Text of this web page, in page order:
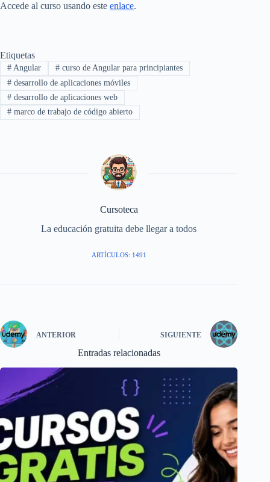
Accede al curso usando este enlace.
Etiquetas
#Angular #curso de Angular para principiantes
#desarrollo de aplicaciones móviles
#desarrollo de aplicaciones web
#marco de trabajo de código abierto
Cursoteca
La educación gratuita debe llegar a todos
ARTÍCULOS: 1491
ANTERIOR SIGUIENTE
Entradas relacionadas